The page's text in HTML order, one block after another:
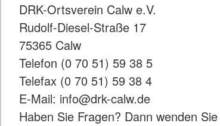
DRK-Ortsverein Calw e.V.
Rudolf-Diesel-Straße 17
75365 Calw
Telefon (0 70 51) 59 38 5
Telefax (0 70 51) 59 38 4
E-Mail: info@drk-calw.de
Haben Sie Fragen? Dann wenden